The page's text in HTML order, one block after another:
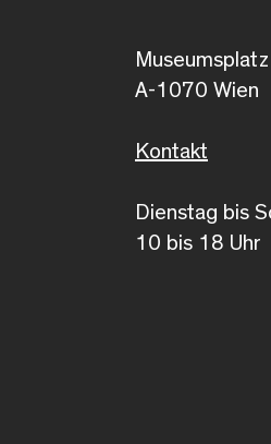
Museumsplatz
A-1070 Wien
Kontakt
Dienstag bis
10 bis 18 Uhr